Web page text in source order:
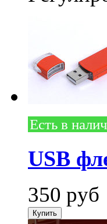
Есть в
USB
350 руб